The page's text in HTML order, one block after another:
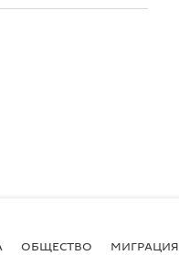
ОБЩЕСТВО МИГРАЦИЯ